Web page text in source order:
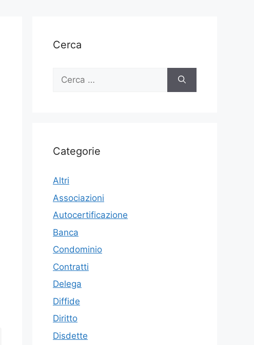
Cerca
Ricerca
Categorie
Altri
Associazioni
Autocertificazione
Banca
Condominio
Contratti
Delega
Diffide
Diritto
Disdette